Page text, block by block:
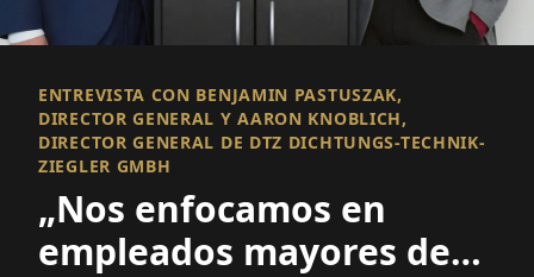
ENTREVISTA CON BENJAMIN PASTUSZAK,
DIRECTOR GENERAL Y AARON KNOBLICH,
DIRECTOR GENERAL DE DTZ DICHTUNGS-TECHNIK-
ZIEGLER GMBH
„Nos enfocamos en
empleados mayores de